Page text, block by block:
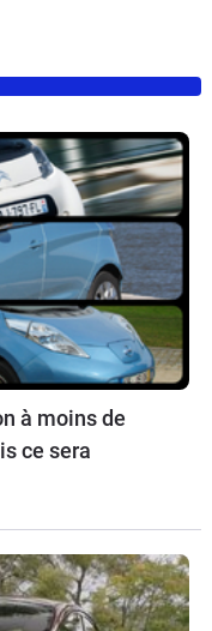
à moins de
ce sera